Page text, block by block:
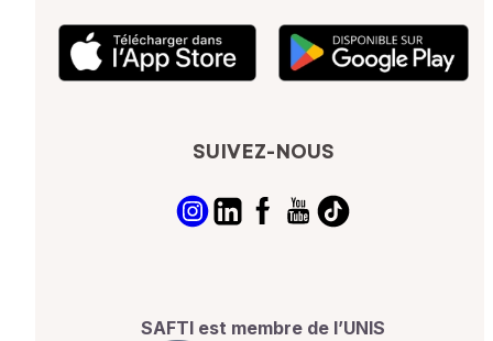
SUIVEZ-NOUS
SAFTI est membre de l’UNIS